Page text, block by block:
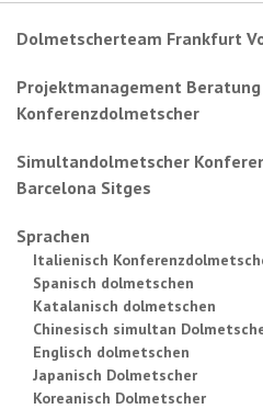
Dolmetscherteam Frankfurt
Projektmanagement
Konferenzdolmetscher
Simultandolmetscher
Barcelona Sitges
Sprachen
Italienisch
Spanisch dolmetschen
Katalanisch dolmetschen
Chinesisch simultan
Englisch dolmetschen
Japanisch Dolmetscher
Koreanisch Dolmetscher